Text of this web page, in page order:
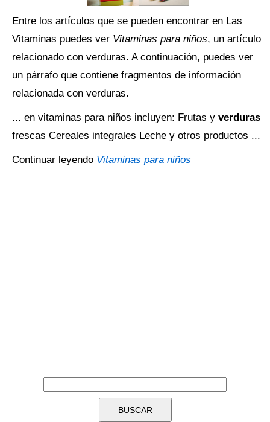
Entre los artículos que se pueden encontrar en Las
Vitaminas puedes ver Vitaminas para niños, un artículo
relacionado con verduras. A continuación, puedes ver
un párrafo que contiene fragmentos de información
relacionada con verduras.
... en vitaminas para niños incluyen: Frutas y verduras
frescas Cereales integrales Leche y otros productos ...
Continuar leyendo Vitaminas para niños